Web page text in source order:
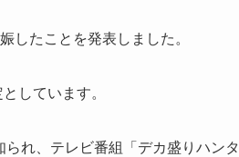
したことを発表しました。
しています。
れ、テレビ番組「デカ盛りハン